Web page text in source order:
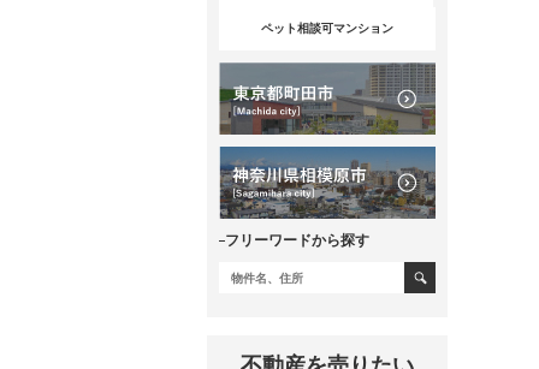
ペット相談可マンション
フリーワードから探す